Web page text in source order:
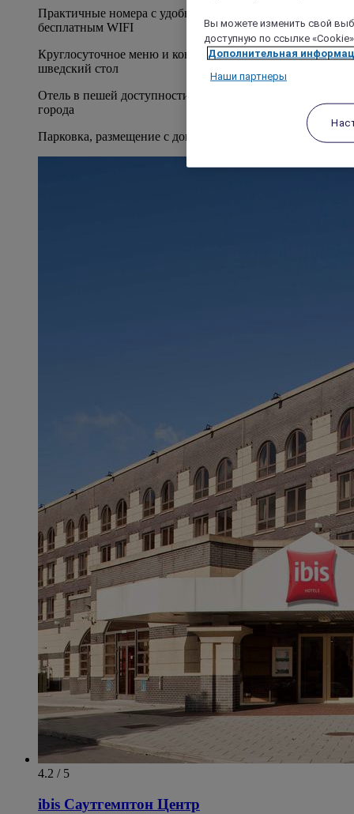
Практичные номера с удобными кроватями, ванной и
бесплатным WIFI
Круглосуточное меню и континентальный завтрак -
шведский стол
Отель в пешей доступности от ТЦ Westquay и старого
города
Парковка, размещение с дом. животными
4.2 / 5
ibis Саутгемптон Центр
Вы можете изменить свой
доступную по ссылке
Дополнительная
Наши партнеры